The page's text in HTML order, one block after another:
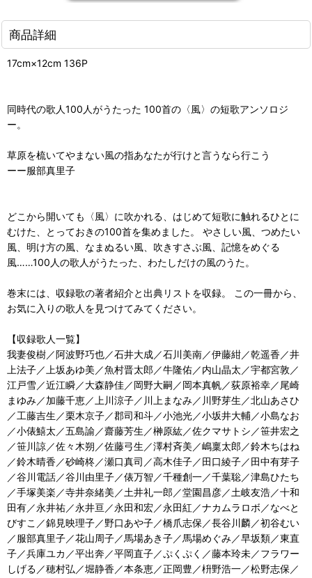
商品詳細
17cm×12cm 136P
同時代の歌人100人がうたった 100首の〈風〉の短歌アンソロジ
ー。
草原を梳いてやまない風の指あなたが行けと言うなら行こう
ーー服部真里子
どこから開いても〈風〉に吹かれる、はじめて短歌に触れるひとに
むけた、とっておきの100首を集めました。 やさしい風、つめたい
風、明け方の風、なまぬるい風、吹きすさぶ風、記憶をめぐる
風……100人の歌人がうたった、わたしだけの風のうた。
巻末には、収録歌の著者紹介と出典リストを収録。 この一冊から、
お気に入りの歌人を見つけてみてください。
【収録歌人一覧】
我妻俊樹／阿波野巧也／石井大成／石川美南／伊藤紺／乾遥香／井
上法子／上坂あゆ美／魚村晋太郎／牛隆佑／内山晶太／宇都宮敦／
江戸雪／近江瞬／大森静佳／岡野大嗣／岡本真帆／荻原裕幸／尾崎
まゆみ／加藤千恵／上川涼子／川上まなみ／川野芽生／北山あさひ
／工藤吉生／栗木京子／郡司和斗／小池光／小坂井大輔／小島なお
／小俵鱚太／五島諭／齋藤芳生／榊原紘／佐クマサトシ／笹井宏之
／笹川諒／佐々木朔／佐藤弓生／澤村斉美／嶋稟太郎／鈴木ちはね
／鈴木晴香／砂崎柊／瀬口真司／高木佳子／田口綾子／田中有芽子
／谷川電話／谷川由里子／俵万智／千種創一／千葉聡／津島ひたち
／手塚美楽／寺井奈緒美／土井礼一郎／堂園昌彦／土岐友浩／十和
田有／永井祐／永井亘／永田和宏／永田紅／ナカムラロボ／なべと
びすこ／錦見映理子／野口あや子／橋爪志保／長谷川麟／初谷むい
／服部真里子／花山周子／馬場あき子／馬場めぐみ／早坂類／東直
子／兵庫ユカ／平出奔／平岡直子／ぷくぷく／藤本玲未／フラワー
しげる／穂村弘／堀静香／本条恵／正岡豊／枡野浩一／松野志保／